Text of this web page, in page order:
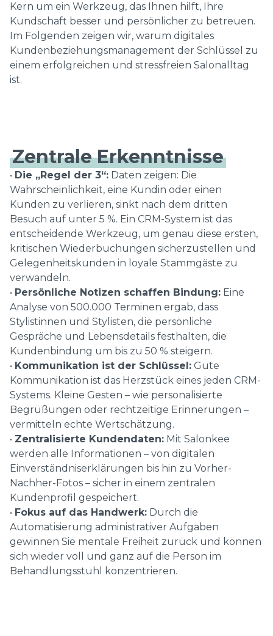
Kern um ein Werkzeug, das Ihnen hilft, Ihre
Kundschaft besser und persönlicher zu betreuen.
Im Folgenden zeigen wir, warum digitales
Kundenbeziehungsmanagement der Schlüssel zu
einem erfolgreichen und stressfreien Salonalltag
ist.
Zentrale Erkenntnisse
• Die „Regel der 3“: Daten zeigen: Die
Wahrscheinlichkeit, eine Kundin oder einen
Kunden zu verlieren, sinkt nach dem dritten
Besuch auf unter 5 %. Ein CRM-System ist das
entscheidende Werkzeug, um genau diese ersten,
kritischen Wiederbuchungen sicherzustellen und
Gelegenheitskunden in loyale Stammgäste zu
verwandeln.
• Persönliche Notizen schaffen Bindung: Eine
Analyse von 500.000 Terminen ergab, dass
Stylistinnen und Stylisten, die persönliche
Gespräche und Lebensdetails festhalten, die
Kundenbindung um bis zu 50 % steigern.
• Kommunikation ist der Schlüssel: Gute
Kommunikation ist das Herzstück eines jeden CRM-
Systems. Kleine Gesten – wie personalisierte
Begrüßungen oder rechtzeitige Erinnerungen –
vermitteln echte Wertschätzung.
• Zentralisierte Kundendaten: Mit Salonkee
werden alle Informationen – von digitalen
Einverständniserklärungen bis hin zu Vorher-
Nachher-Fotos – sicher in einem zentralen
Kundenprofil gespeichert.
• Fokus auf das Handwerk: Durch die
Automatisierung administrativer Aufgaben
gewinnen Sie mentale Freiheit zurück und können
sich wieder voll und ganz auf die Person im
Behandlungsstuhl konzentrieren.